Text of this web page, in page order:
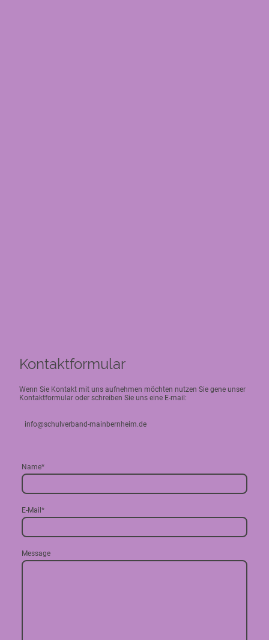
Kontaktformular
Wenn Sie Kontakt mit uns aufnehmen möchten nutzen Sie gene unser
Kontaktformular oder schreiben Sie uns eine E-mail:
info@schulverband-mainbernheim.de
Name*
E-Mail*
Message